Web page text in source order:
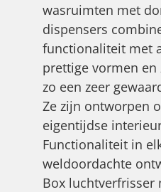
wasruimten met
dispensers
functionaliteit met
prettige vormen
zo een zeer
Ze zijn ontworpen
eigentijdse
Functionaliteit in
weldoordachte
Box luchtverfrisser